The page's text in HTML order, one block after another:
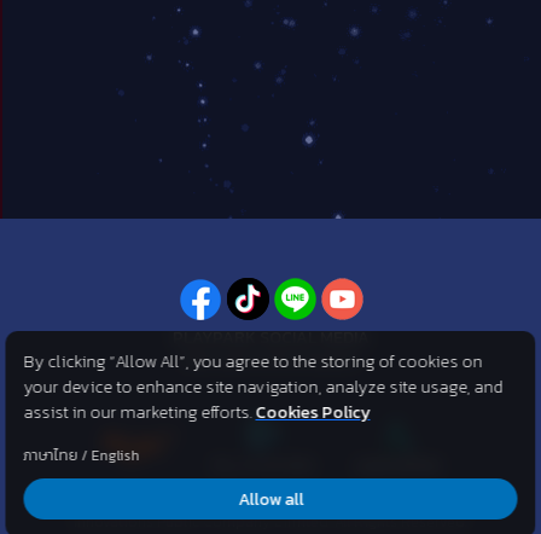
PLAYPARK SOCIAL MEDIA
ไม่พลาดทุกข่าวสารจาก PlayPark
©2007 KOG corporation . All Rights Reserved. ©2012 Asphere
Innovations Public Company Limited. All Rights Reserved.
By clicking “Allow All”, you agree to the storing of cookies on
your device to enhance site navigation, analyze site usage, and
assist in our marketing efforts.Cookies Policy
ภาษาไทย / English
Allow all